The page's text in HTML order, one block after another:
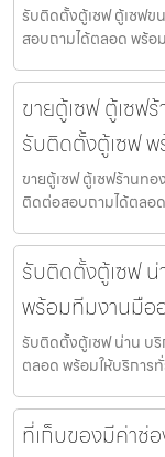
รับติดตั้งตู้เซฟ ตู้เซฟข
สอบถามได้ตลอด พร้อ
ขายตู้เซฟ ตู้เซฟ
รับติดตั้งตู้เซฟ
ขายตู้เซฟ ตู้เซฟร้านท
ติดต่อสอบถามได้ตลอด
รับติดตั้งตู้เซฟ
พร้อมทีมงานมือ
รับติดตั้งตู้เซฟ น่าน บ
ตลอด พร้อมให้บริการ
ที่เก็บของมีค่าช่